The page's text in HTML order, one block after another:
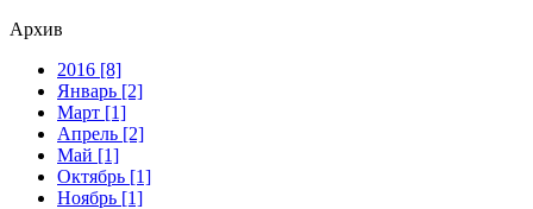
Архив
2016 [8]
Январь [2]
Март [1]
Апрель [2]
Май [1]
Октябрь [1]
Ноябрь [1]